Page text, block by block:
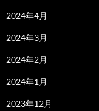
2024年4月
2024年3月
2024年2月
2024年1月
2023年12月